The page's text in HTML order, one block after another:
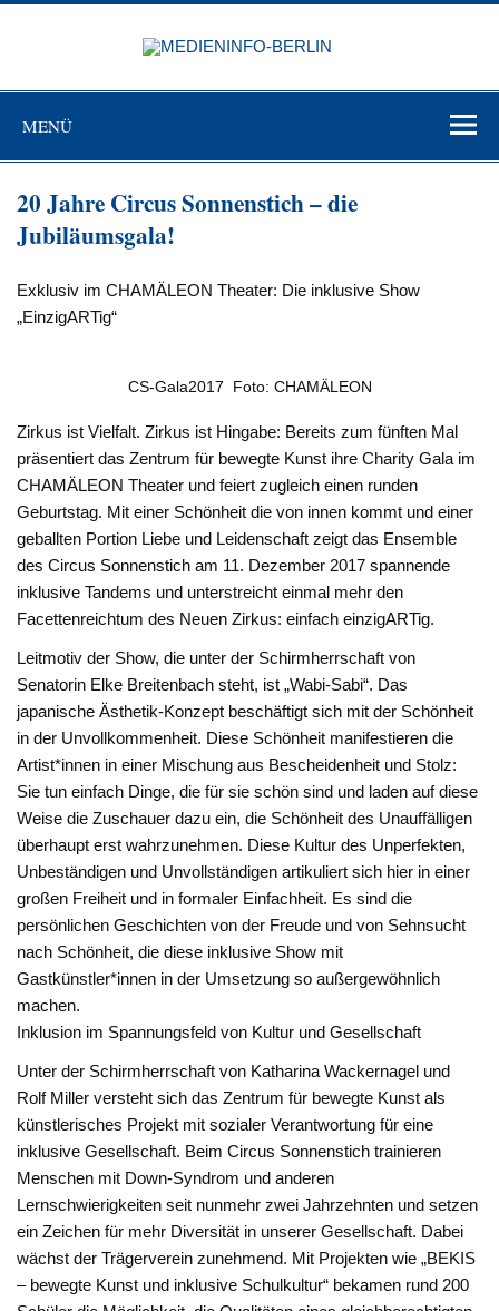
Zum
MENÜ
20 Jahre Circus Sonnenstich – die
Jubiläumsgala!
Exklusiv im CHAMÄLEON Theater: Die inklusive Show
„EinzigARTig“
CS-Gala2017 Foto: CHAMÄLEON
Zirkus ist Vielfalt. Zirkus ist Hingabe: Bereits zum fünften Mal
präsentiert das Zentrum für bewegte Kunst ihre Charity Gala im
CHAMÄLEON Theater und feiert zugleich einen runden
Geburtstag. Mit einer Schönheit die von innen kommt und einer
geballten Portion Liebe und Leidenschaft zeigt das Ensemble
des Circus Sonnenstich am 11. Dezember 2017 spannende
inklusive Tandems und unterstreicht einmal mehr den
Facettenreichtum des Neuen Zirkus: einfach einzigARTig.
Leitmotiv der Show, die unter der Schirmherrschaft von
Senatorin Elke Breitenbach steht, ist „Wabi-Sabi“. Das
japanische Ästhetik-Konzept beschäftigt sich mit der Schönheit
in der Unvollkommenheit. Diese Schönheit manifestieren die
Artist*innen in einer Mischung aus Bescheidenheit und Stolz:
Sie tun einfach Dinge, die für sie schön sind und laden auf diese
Weise die Zuschauer dazu ein, die Schönheit des Unauffälligen
überhaupt erst wahrzunehmen. Diese Kultur des Unperfekten,
Unbeständigen und Unvollständigen artikuliert sich hier in einer
großen Freiheit und in formaler Einfachheit. Es sind die
persönlichen Geschichten von der Freude und von Sehnsucht
nach Schönheit, die diese inklusive Show mit
Gastkünstler*innen in der Umsetzung so außergewöhnlich
machen.
Inklusion im Spannungsfeld von Kultur und Gesellschaft
Unter der Schirmherrschaft von Katharina Wackernagel und
Rolf Miller versteht sich das Zentrum für bewegte Kunst als
künstlerisches Projekt mit sozialer Verantwortung für eine
inklusive Gesellschaft. Beim Circus Sonnenstich trainieren
Menschen mit Down-Syndrom und anderen
Lernschwierigkeiten seit nunmehr zwei Jahrzehnten und setzen
ein Zeichen für mehr Diversität in unserer Gesellschaft. Dabei
wächst der Trägerverein zunehmend. Mit Projekten wie „BEKIS
– bewegte Kunst und inklusive Schulkultur“ bekamen rund 200